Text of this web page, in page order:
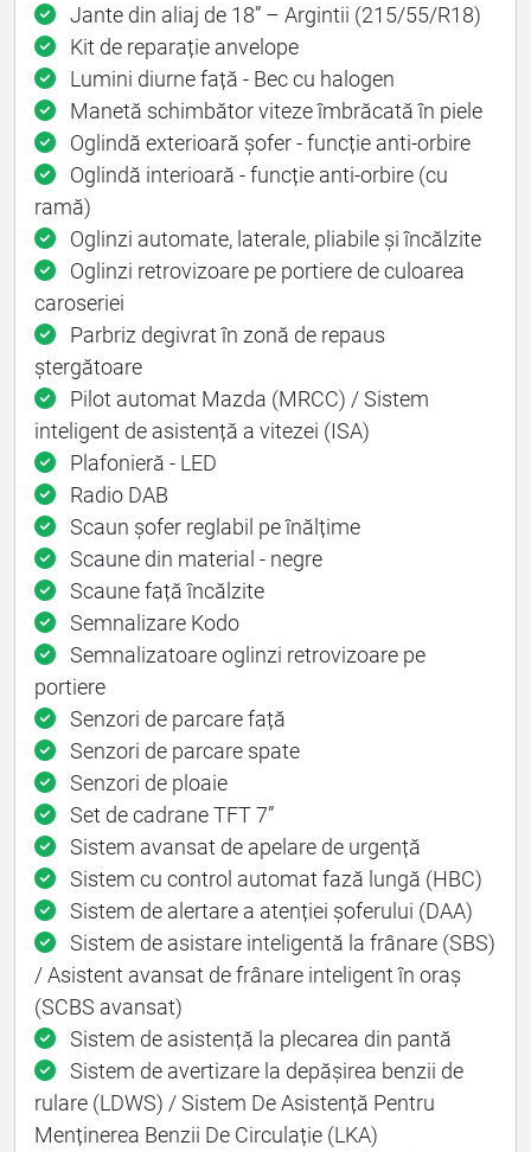
Jante din aliaj de 18” – Argintii (215/55/R18)
Kit de reparație anvelope
Lumini diurne față - Bec cu halogen
Manetă schimbător viteze îmbrăcată în piele
Oglindă exterioară șofer - funcție anti-orbire
Oglindă interioară - funcție anti-orbire (cu
ramă)
Oglinzi automate, laterale, pliabile și încălzite
Oglinzi retrovizoare pe portiere de culoarea
caroseriei
Parbriz degivrat în zonă de repaus
ștergătoare
Pilot automat Mazda (MRCC) / Sistem
inteligent de asistență a vitezei (ISA)
Plafonieră - LED
Radio DAB
Scaun șofer reglabil pe înălțime
Scaune din material - negre
Scaune față încălzite
Semnalizare Kodo
Semnalizatoare oglinzi retrovizoare pe
portiere
Senzori de parcare față
Senzori de parcare spate
Senzori de ploaie
Set de cadrane TFT 7”
Sistem avansat de apelare de urgență
Sistem cu control automat fază lungă (HBC)
Sistem de alertare a atenției șoferului (DAA)
Sistem de asistare inteligentă la frânare (SBS)
/ Asistent avansat de frânare inteligent în oraș
(SCBS avansat)
Sistem de asistență la plecarea din pantă
Sistem de avertizare la depășirea benzii de
rulare (LDWS) / Sistem De Asistență Pentru
Menținerea Benzii De Circulație (LKA)